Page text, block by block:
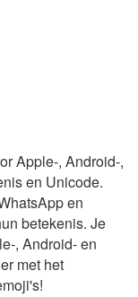
Apple-, Android-,
en Unicode.
en
betekenis. Je
, Android- en
met het